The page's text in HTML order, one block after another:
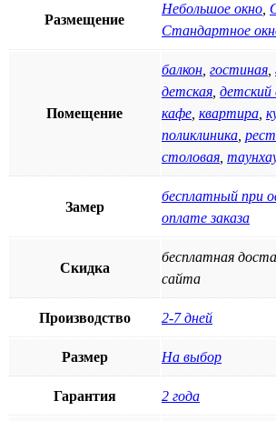
Размещение
Небольшое окно
Стандартное
Помещение
балкон гостиная
детская детский
кафе квартира
поликлиника
столовая
Замер
бесплатный при
оплате заказа
Скидка
бесплатная
сайта
Производство 2-7 дней
Размер На выбор
Гарантия 2 года